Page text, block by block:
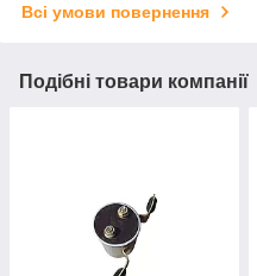
Всі умови повернення
Подібні товари компанії